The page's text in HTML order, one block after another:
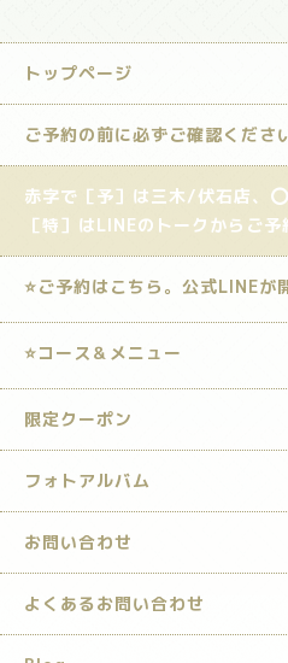
トップページ
ご予約の前に必ずご確認くださ
赤字で［予］は三木/伏石店、
［特］はLINEのトークからご予
⭐️ご予約はこちら。公式LINEが
⭐️コース＆メニュー
限定クーポン
フォトアルバム
お問い合わせ
よくあるお問い合わせ